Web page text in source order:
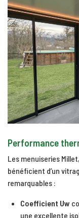
Performance
Les menuiseries
bénéficient d’un
remarquables :
Coefficient Uw
une excellente